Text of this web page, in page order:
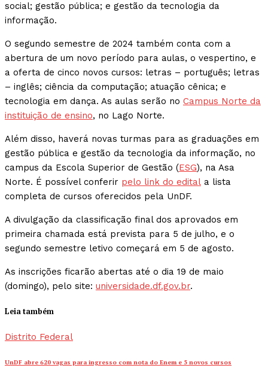
social; gestão pública; e gestão da tecnologia da
informação.
O segundo semestre de 2024 também conta com a
abertura de um novo período para aulas, o vespertino, e
a oferta de cinco novos cursos: letras – português; letras
– inglês; ciência da computação; atuação cênica; e
tecnologia em dança. As aulas serão no Campus Norte da
instituição de ensino, no Lago Norte.
Além disso, haverá novas turmas para as graduações em
gestão pública e gestão da tecnologia da informação, no
campus da Escola Superior de Gestão (ESG), na Asa
Norte. É possível conferir pelo link do edital a lista
completa de cursos oferecidos pela UnDF.
A divulgação da classificação final dos aprovados em
primeira chamada está prevista para 5 de julho, e o
segundo semestre letivo começará em 5 de agosto.
As inscrições ficarão abertas até o dia 19 de maio
(domingo), pelo site: universidade.df.gov.br.
Leia também
Distrito Federal
UnDF abre 620 vagas para ingresso com nota do Enem e 5 novos cursos